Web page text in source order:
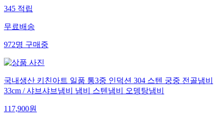
345 적립
무료배송
972명 구매중
국내생산 키친아트 일품 통3중 인덕션 304 스텐 궁중 전골냄비
33cm / 샤브샤브냄비 냄비 스텐냄비 오뎅탕냄비
117,900원